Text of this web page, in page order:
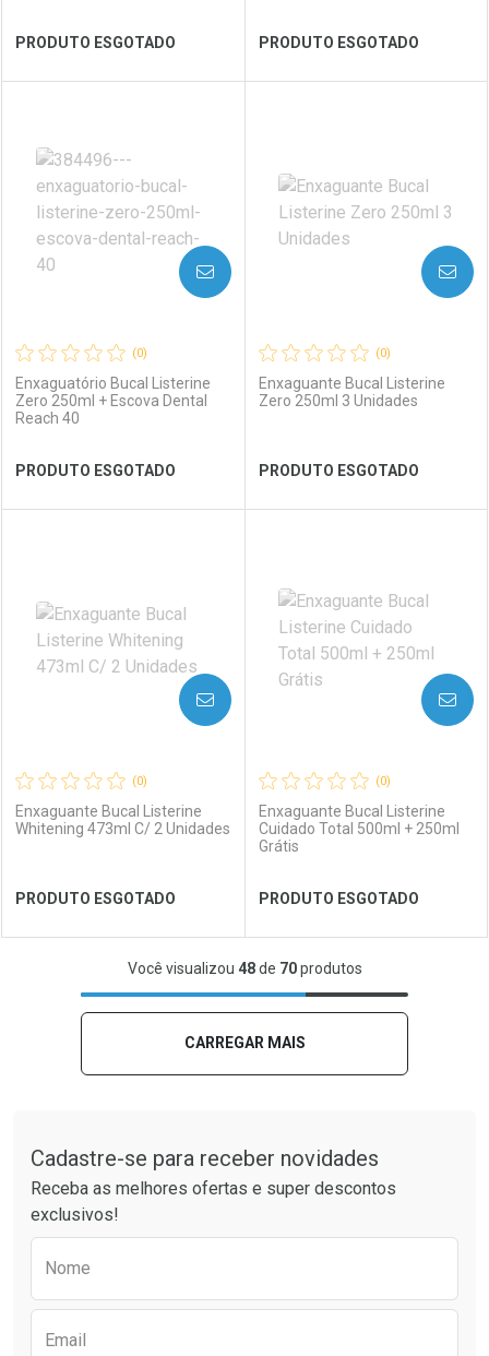
Ver Desconto Convênio Ver Desconto Convênio
PRODUTO ESGOTADO
Laboratório
Ver Desconto Convênio
Por Menos
PRODUTO ESGOTADO
Laboratório
Ver Desconto Convênio
Por Menos
(0)
Enxaguatório Bucal Listerine
Zero 250ml + Escova Dental
Reach 40
PRODUTO ESGOTADO
AVISE-ME
Laboratório
Ver Desconto Convênio
Por Menos
(0)
Enxaguante Bucal Listerine
Zero 250ml 3 Unidades
PRODUTO ESGOTADO
AVISE-ME
Laboratório
Ver Desconto Convênio
Por Menos
(0)
Enxaguante Bucal Listerine
Whitening 473ml C/ 2 Unidades
PRODUTO ESGOTADO
AVISE-ME
FECHAR
Laboratório
FECHAR
Por Menos
(0)
Enxaguante Bucal Listerine
Cuidado Total 500ml + 250ml
Grátis
PRODUTO ESGOTADO
AVISE-ME
Laboratório
Por Menos
Você visualizou 48de 70produtos
CARREGAR MAIS
Cadastre-se para receber novidades
Receba as melhores ofertas e super descontos
exclusivos!
Nome
Email